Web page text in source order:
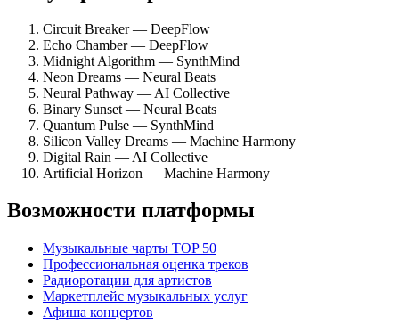
Circuit Breaker — DeepFlow
Echo Chamber — DeepFlow
Midnight Algorithm — SynthMind
Neon Dreams — Neural Beats
Neural Pathway — AI Collective
Binary Sunset — Neural Beats
Quantum Pulse — SynthMind
Silicon Valley Dreams — Machine Harmony
Digital Rain — AI Collective
Artificial Horizon — Machine Harmony
Возможности платформы
Музыкальные чарты TOP 50
Профессиональная оценка треков
Радиоротации для артистов
Маркетплейс музыкальных услуг
Афиша концертов